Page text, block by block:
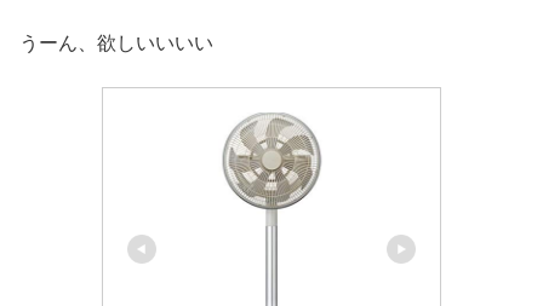
うーん、欲しいいいい